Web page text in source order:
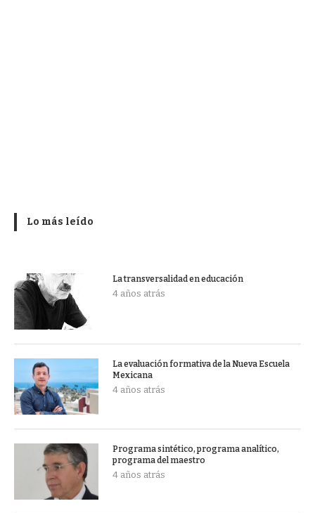
Lo más leído
La transversalidad en educación
4 años atrás
La evaluación formativa de la Nueva Escuela
Mexicana
4 años atrás
Programa sintético, programa analítico,
programa del maestro
4 años atrás